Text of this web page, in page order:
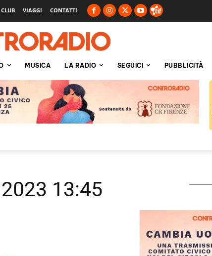
VIAGGI CONTATTI
MUSICA LA RADIO SEGUICI PUBBLICITÀ
13:45